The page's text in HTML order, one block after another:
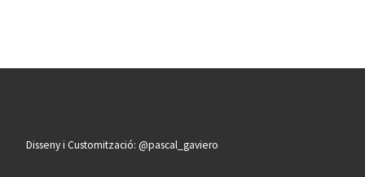
Disseny i Customització: @pascal_gaviero